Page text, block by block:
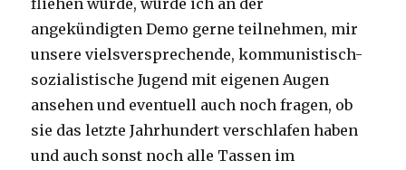
fliehen würde, würde ich an der
angekündigten Demo gerne teilnehmen, mir
unsere vielsversprechende, kommunistisch-
sozialistische Jugend mit eigenen Augen
ansehen und eventuell auch noch fragen, ob
sie das letzte Jahrhundert verschlafen haben
und auch sonst noch alle Tassen im